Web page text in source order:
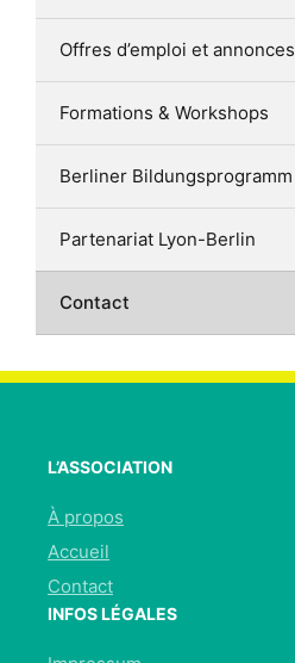
Offres d’emploi et annonces
Formations & Workshops
Berliner Bildungsprogramm
Partenariat Lyon-Berlin
Contact
L’ASSOCIATION
À propos
Accueil
Contact
INFOS LÉGALES